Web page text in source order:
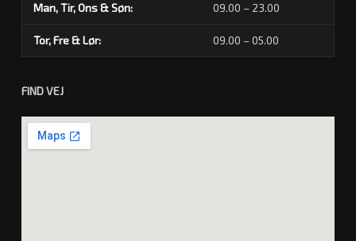
Man, Tir, Ons & Søn: 09.00 – 23.00
Tor, Fre & Lør: 09.00 – 05.00
FIND VEJ